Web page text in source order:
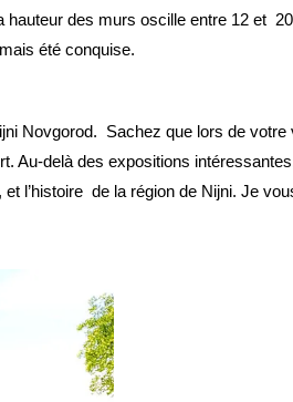
des murs oscille entre 12 et
été conquise.
Novgorod. Sachez que lors de votre
Au-delà des expositions
l’histoire de la région de Nijni. Je